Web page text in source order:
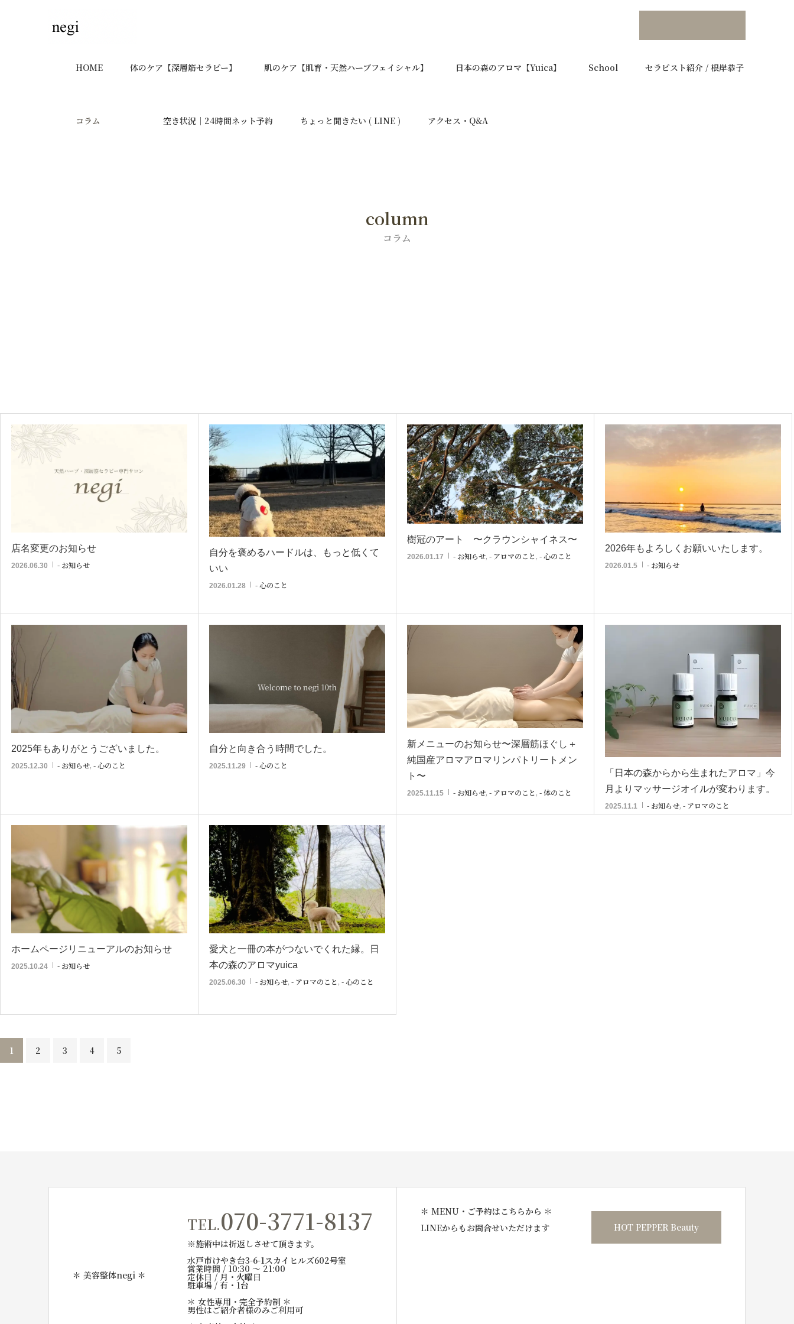
HOME 体のケア【深層筋セラピー】 肌のケア【肌育・天然ハーブフェイシャル】 日本の森のアロマ【Yuica】 School セラピスト紹介 / 根岸恭子
コラム 空き状況｜24時間ネット予約 ちょっと聞きたい ( LINE ) アクセス・Q&A
column
コラム
店名変更のお知らせ
2026.06.30 - お知らせ
自分を褒めるハードルは、もっと低くて
いい
2026.01.28 - 心のこと
樹冠のアート 〜クラウンシャイネス〜
2026.01.17 - お知らせ, - アロマのこと , - 心のこと
2026年もよろしくお願いいたします。
2026.01.5 - お知らせ
2025年もありがとうございました。
2025.12.30 - お知らせ, - 心のこと
自分と向き合う時間でした。
2025.11.29 - 心のこと
新メニューのお知らせ〜深層筋ほぐし＋
純国産アロマアロマリンパトリートメン
ト〜
2025.11.15 - お知らせ, - アロマのこと , - 体のこと
「日本の森からから生まれたアロマ」今
月よりマッサージオイルが変わります。
2025.11.1 - お知らせ, - アロマのこと
ホームページリニューアルのお知らせ
2025.10.24 - お知らせ
愛犬と一冊の本がつないでくれた縁。日
本の森のアロマyuica
2025.06.30 - お知らせ, - アロマのこと , - 心のこと
1 2 3 4 5
＊ 美容整体negi ＊
TEL.070-3771-8137
※施術中は折返しさせて頂きます。
水戸市けやき台3-6-1スカイヒルズ602号室
営業時間 / 10:30 〜 21:00
定休日 / 月・火曜日
駐車場 / 有・1台
＊ 女性専用・完全予約制 ＊
男性はご紹介者様のみご利用可
＊ MENU・ご予約はこちらから ＊
LINEからもお問合せいただけます
HOT PEPPER Beauty